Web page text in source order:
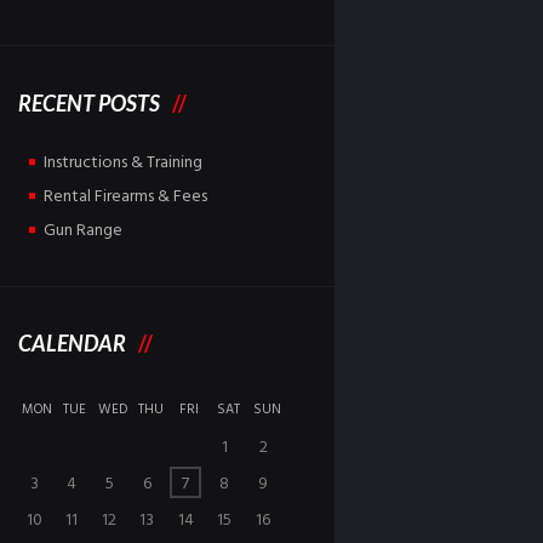
RECENT POSTS
Instructions & Training
Rental Firearms & Fees
Gun Range
CALENDAR
MON TUE WED THU FRI SAT SUN
1
2
3
4 5 6 7 8
9
10
11 12 13 14 15 16